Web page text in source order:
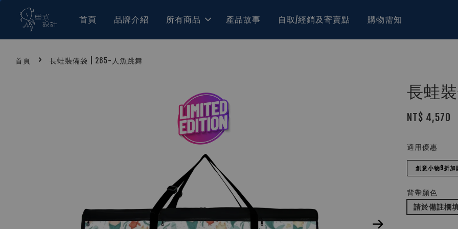
首頁 品牌介紹 所有商品 產品故事 自取/經銷及寄賣點 購物需知
首頁 › 長蛙裝備袋 | 265-人魚跳舞
長蛙
NT$ 4,570
適用優惠
創意小物9折加
背帶顏色
請於備註欄